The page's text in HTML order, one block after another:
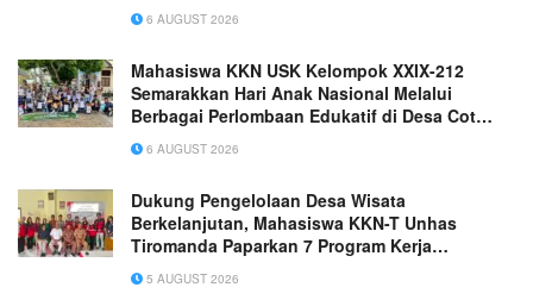
6 AUGUST 2026
Mahasiswa KKN USK Kelompok XXIX-212
Semarakkan Hari Anak Nasional Melalui
Berbagai Perlombaan Edukatif di Desa Cot
Rabo Tunong
6 AUGUST 2026
Dukung Pengelolaan Desa Wisata
Berkelanjutan, Mahasiswa KKN-T Unhas
Tiromanda Paparkan 7 Program Kerja
Unggulan
5 AUGUST 2026